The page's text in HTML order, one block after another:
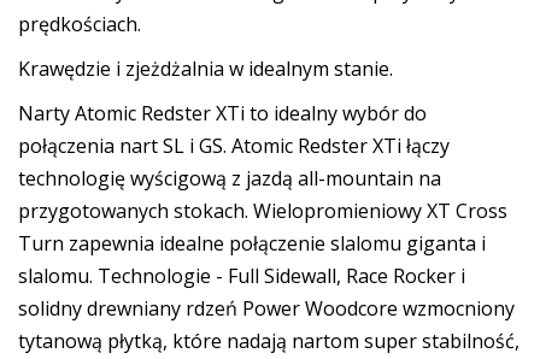
prędkościach.
Krawędzie i zjeżdżalnia w idealnym stanie.
Narty Atomic Redster XTi to idealny wybór do
połączenia nart SL i GS. Atomic Redster XTi łączy
technologię wyścigową z jazdą all-mountain na
przygotowanych stokach. Wielopromieniowy XT Cross
Turn zapewnia idealne połączenie slalomu giganta i
slalomu. Technologie - Full Sidewall, Race Rocker i
solidny drewniany rdzeń Power Woodcore wzmocniony
tytanową płytką, które nadają nartom super stabilność,